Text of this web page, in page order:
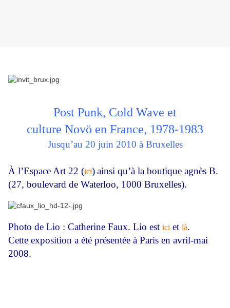
Post Punk, Cold Wave et
culture Novö en France, 1978-1983
Jusqu’au 20 juin 2010 à Bruxelles
À l’Espace Art 22 (ici)ainsi qu’à la boutique agnès B.
(27, boulevard de Waterloo, 1000 Bruxelles).
Photo de Lio : Catherine Faux. Lio est ici et là.
Cette exposition a été présentée à Paris en avril-mai
2008.